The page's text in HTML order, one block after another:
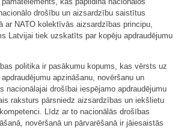
drošību un aizsardzību saistītus
ar NATO kolektīvās aizsardzības principu,
Latvijai tiek uzskatīts par kopēju apdraudējumu
politika ir pasākumu kopums, kas vērsts uz
apzināšanu, novēršanu un
nacionālajai drošībai iespējamo apdraudējumu
raksturs pārsniedz aizsardzības un iekšlietu
Līdz ar to nacionālās drošības
novēršanā un pārvarēšanā ir jāiesaistās